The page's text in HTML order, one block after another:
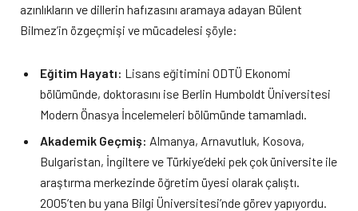
azınlıkların ve dillerin hafızasını aramaya adayan Bülent
Bilmez’in özgeçmişi ve mücadelesi şöyle:
Eğitim Hayatı: Lisans eğitimini ODTÜ Ekonomi
bölümünde, doktorasını ise Berlin Humboldt Üniversitesi
Modern Önasya İncelemeleri bölümünde tamamladı.
Akademik Geçmiş: Almanya, Arnavutluk, Kosova,
Bulgaristan, İngiltere ve Türkiye’deki pek çok üniversite ile
araştırma merkezinde öğretim üyesi olarak çalıştı.
2005’ten bu yana Bilgi Üniversitesi’nde görev yapıyordu.